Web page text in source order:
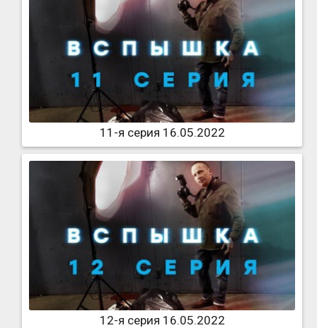
11-я серия 16.05.2022
12-я серия 16.05.2022